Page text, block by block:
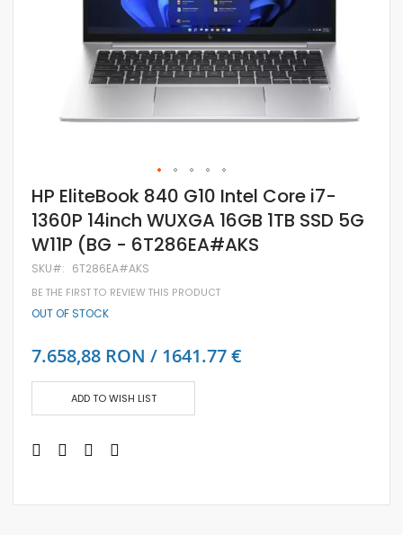
Skip
to
the
beginning
of
the
images
gallery
HP EliteBook 840 G10 Intel Core i7-
1360P 14inch WUXGA 16GB 1TB SSD 5G
W11P (BG - 6T286EA#AKS
SKU 6T286EA#AKS
BE THE FIRST TO REVIEW THIS PRODUCT
OUT OF STOCK
7.658,88 RON / 1641.77 €
ADD TO WISH LIST